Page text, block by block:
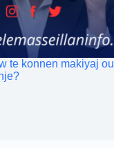
te konnen makiyaj